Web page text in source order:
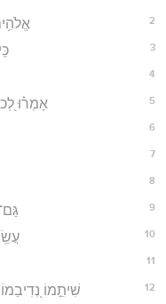
2
3
4
5 אָמְר֗וּ
6
7
8
9
10
11
12 שִׁיתֵ֣מוֹ